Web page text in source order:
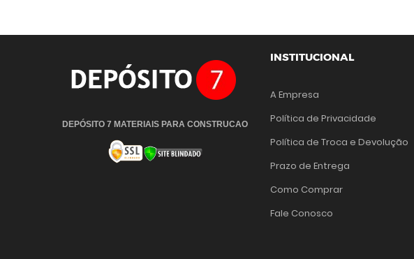
DEPÓSITO 7 MATERIAIS PARA CONSTRUCAO
INSTITUCIONAL
A Empresa
Política de Privacidade
Política de Troca e Devolução
Prazo de Entrega
Como Comprar
Fale Conosco